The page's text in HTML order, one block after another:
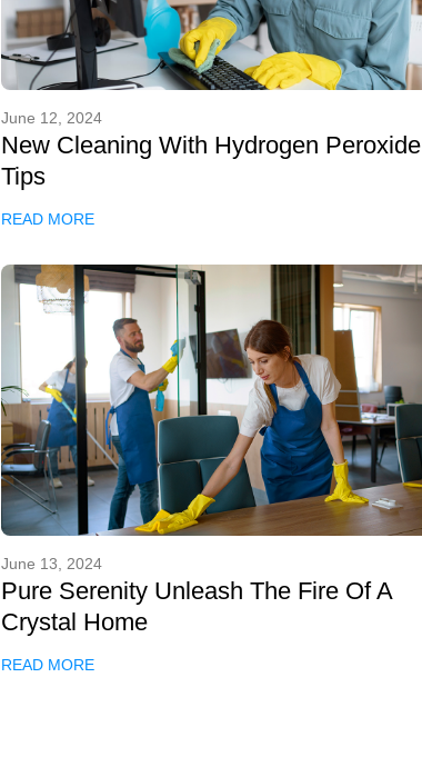
June 12, 2024
New Cleaning With Hydrogen Peroxide
Tips
READ MORE
June 13, 2024
Pure Serenity Unleash The Fire Of A
Crystal Home
READ MORE